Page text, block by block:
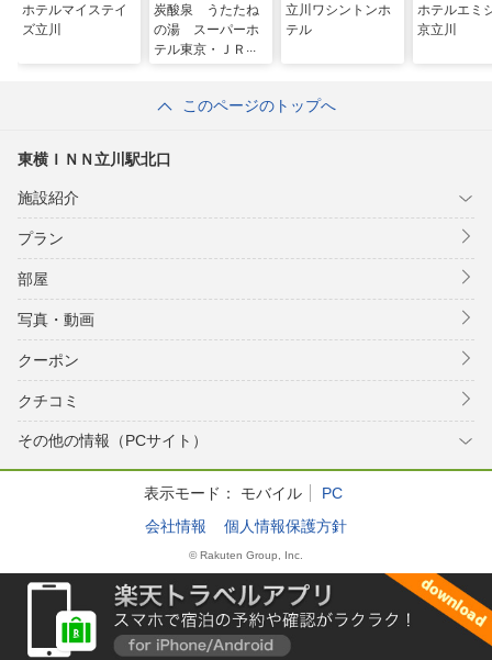
ホテルマイステイ
ズ立川
炭酸泉 うたたね
の湯 スーパーホ
テル東京・ＪＲ立
立川ワシントンホ
テル
ホテルエミ
京立川
このページのトップへ
東横ＩＮＮ立川駅北口
施設紹介
プラン
部屋
写真・動画
クーポン
クチコミ
その他の情報（PCサイト）
表示モード： モバイル
PC
会社情報
個人情報保護方針
© Rakuten Group, Inc.